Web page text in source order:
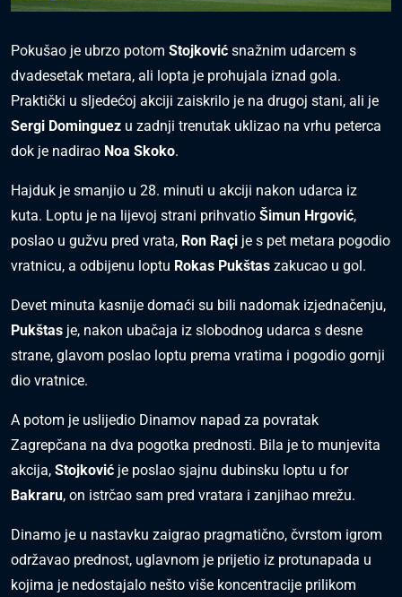
Pokušao je ubrzo potom Stojković snažnim udarcem s
dvadesetak metara, ali lopta je prohujala iznad gola.
Praktički u sljedećoj akciji zaiskrilo je na drugoj stani, ali je
Sergi Dominguez u zadnji trenutak uklizao na vrhu peterca
dok je nadirao Noa Skoko.
Hajduk je smanjio u 28. minuti u akciji nakon udarca iz
kuta. Loptu je na lijevoj strani prihvatio Šimun Hrgović,
poslao u gužvu pred vrata, Ron Raçi je s pet metara pogodio
vratnicu, a odbijenu loptu Rokas Pukštas zakucao u gol.
Devet minuta kasnije domaći su bili nadomak izjednačenju,
Pukštas je, nakon ubačaja iz slobodnog udarca s desne
strane, glavom poslao loptu prema vratima i pogodio gornji
dio vratnice.
A potom je uslijedio Dinamov napad za povratak
Zagrepčana na dva pogotka prednosti. Bila je to munjevita
akcija, Stojković je poslao sjajnu dubinsku loptu u for
Bakraru, on istrčao sam pred vratara i zanjihao mrežu.
Dinamo je u nastavku zaigrao pragmatično, čvrstom igrom
održavao prednost, uglavnom je prijetio iz protunapada u
kojima je nedostajalo nešto više koncentracije prilikom